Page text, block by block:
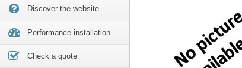
Discover the website
Performance installation
Check a quote